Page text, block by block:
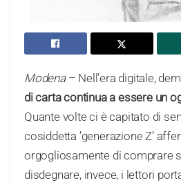
Modena– Nell’era digitale,
di carta continua a essere un
Quante volte ci è capitato di
cosiddetta ’generazione Z’
orgogliosamente di comprare
disdegnare, invece, i lettori